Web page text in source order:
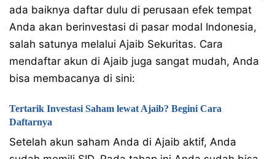
ada baiknya daftar dulu di perusaan efek tempat
Anda akan berinvestasi di pasar modal Indonesia,
salah satunya melalui Ajaib Sekuritas. Cara
mendaftar akun di Ajaib juga sangat mudah, Anda
bisa membacanya di sini:
Tertarik Investasi Saham lewat Ajaib? Begini Cara
Daftarnya
Setelah akun saham Anda di Ajaib aktif, Anda